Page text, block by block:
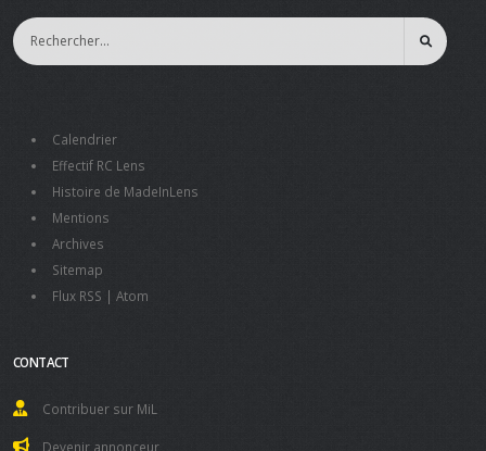
Calendrier
Effectif RC Lens
Histoire de MadeInLens
Mentions
Archives
Sitemap
Flux RSS | Atom
CONTACT
Contribuer sur MiL
Devenir annonceur